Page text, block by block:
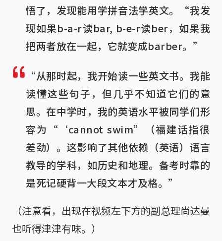
悟了，发现能用学拼音法学英文。“我发
现如果b-a-r读bar, b-e-r读ber，如果我
把两者放在一起，它就变成barber。”
“从那时起，我开始读一些英文书。我能
读懂这些句子，但几乎不知道它们的意
思。在中学时，我的英语水平被同学们形
容为“‘cannot swim”（福建话指很
差劲）。这影响了其他依赖（英语）语言
教导的学科，如历史和地理。备考时靠的
是死记硬背一大段文本才及格。”
（注意看，出现在视频左下方的副总理尚达曼
也听得津津有味。）